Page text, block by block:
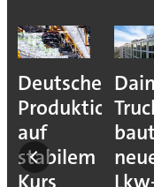
Deutsche
Produktion
auf
stabilem
baut